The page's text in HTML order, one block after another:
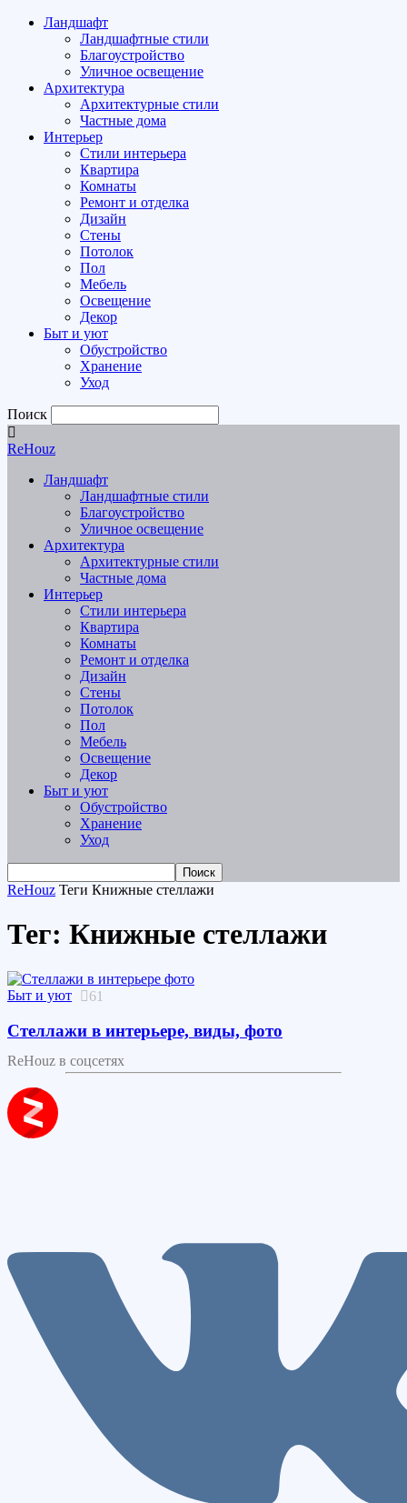
Ландшафт
Ландшафтные стили
Благоустройство
Уличное освещение
Архитектура
Архитектурные стили
Частные дома
Интерьер
Стили интерьера
Квартира
Комнаты
Ремонт и отделка
Дизайн
Стены
Потолок
Пол
Мебель
Освещение
Декор
Быт и уют
Обустройство
Хранение
Уход
Поиск
ReHouz
Ландшафт
Ландшафтные стили
Благоустройство
Уличное освещение
Архитектура
Архитектурные стили
Частные дома
Интерьер
Стили интерьера
Квартира
Комнаты
Ремонт и отделка
Дизайн
Стены
Потолок
Пол
Мебель
Освещение
Декор
Быт и уют
Обустройство
Хранение
Уход
ReHouz Теги Книжные стеллажи
Тег: Книжные стеллажи
Быт и уют 61
Стеллажи в интерьере, виды, фото
ReHouz в соцсетях